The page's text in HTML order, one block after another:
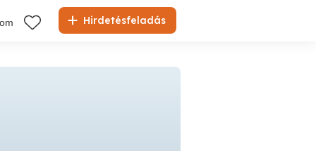
Hirdetésfeladás